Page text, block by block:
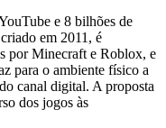
e 8 bilhões de
em 2011, é
por Minecraft e Roblox, e
para o ambiente físico a
canal digital. A proposta
dos jogos às